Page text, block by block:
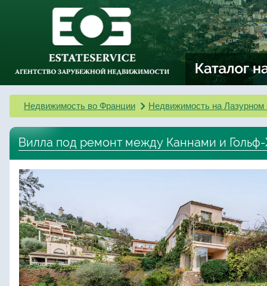
Недвижимость во Франции Недвижимость на Лазурном
Вилла под ремонт между Каннами и